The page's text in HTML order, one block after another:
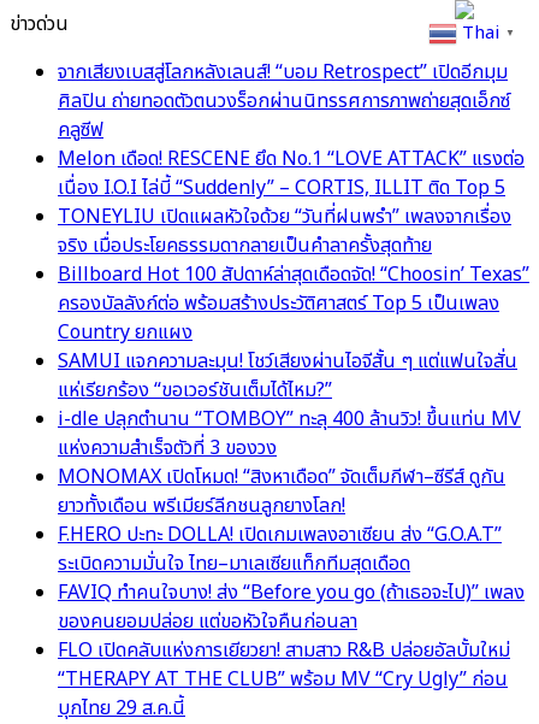
ข่าวด่วน
จากเสียงเบสสู่โลกหลังเลนส์! “บอม Retrospect” เปิดอีกมุม
ศิลปิน ถ่ายทอดตัวตนวงร็อกผ่านนิทรรศการภาพถ่ายสุดเอ็กซ์
คลูซีฟ
Melon เดือด! RESCENE ยึด No.1 “LOVE ATTACK” แรงต่อ
เนื่อง I.O.I ไล่บี้ “Suddenly” – CORTIS, ILLIT ติด Top 5
TONEYLIU เปิดแผลหัวใจด้วย “วันที่ฝนพรำ” เพลงจากเรื่อง
จริง เมื่อประโยคธรรมดากลายเป็นคำลาครั้งสุดท้าย
Billboard Hot 100 สัปดาห์ล่าสุดเดือดจัด! “Choosin’ Texas”
ครองบัลลังก์ต่อ พร้อมสร้างประวัติศาสตร์ Top 5 เป็นเพลง
Country ยกแผง
SAMUI แจกความละมุน! โชว์เสียงผ่านไอจีสั้น ๆ แต่แฟนใจสั่น
แห่เรียกร้อง “ขอเวอร์ชันเต็มได้ไหม?”
i-dle ปลุกตำนาน “TOMBOY” ทะลุ 400 ล้านวิว! ขึ้นแท่น MV
แห่งความสำเร็จตัวที่ 3 ของวง
MONOMAX เปิดโหมด! “สิงหาเดือด” จัดเต็มกีฬา–ซีรีส์ ดูกัน
ยาวทั้งเดือน พรีเมียร์ลีกชนลูกยางโลก!
F.HERO ปะทะ DOLLA! เปิดเกมเพลงอาเซียน ส่ง “G.O.A.T”
ระเบิดความมั่นใจ ไทย–มาเลเซียแท็กทีมสุดเดือด
FAVIQ ทำคนใจบาง! ส่ง “Before you go (ถ้าเธอจะไป)” เพลง
ของคนยอมปล่อย แต่ขอหัวใจคืนก่อนลา
FLO เปิดคลับแห่งการเยียวยา! สามสาว R&B ปล่อยอัลบั้มใหม่
“THERAPY AT THE CLUB” พร้อม MV “Cry Ugly” ก่อน
บุกไทย 29 ส.ค.นี้
Thai ▼